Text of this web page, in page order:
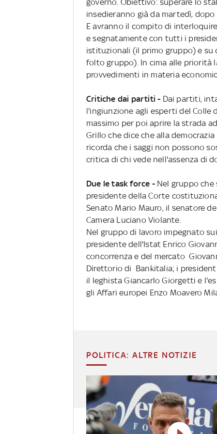
insedieranno già da martedì, dopo
E avranno il compito di
e segnatamente con tutti i
istituzionali (il primo gruppo) e su
folto gruppo). In cima alle priorità
provvedimenti in materia
Critiche dai partiti - Dai partiti,
l'ingiunzione agli esperti del Colle
massimo per poi aprire la strada
Grillo che dice che alla
ricorda che i saggi non possono
critica di chi vede nell'assenza di
Due le task force - Nel gruppo
presidente della Corte
Senato Mario Mauro, il senatore
Camera Luciano Violante.
Nel gruppo di lavoro impegnato
presidente dell'Istat Enrico
concorrenza e del mercato
Direttorio di Bankitalia; i
il leghista Giancarlo Giorgetti e
gli Affari europei Enzo Moavero
POLITICA: ALTRE NOTIZIE